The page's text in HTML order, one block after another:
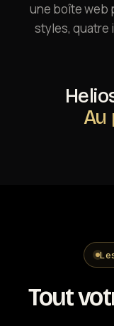
une boîte web
styles, quatre
Au
Tout